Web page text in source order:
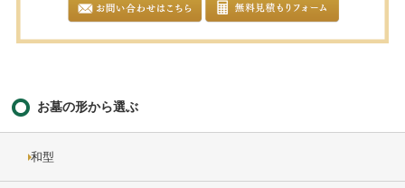
お墓の形から選ぶ
和型